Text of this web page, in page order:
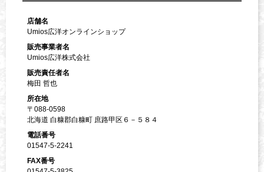
店舗名
Umios広洋オンラインショップ
販売事業者名
Umios広洋株式会社
販売責任者名
梅田 哲也
所在地
〒088-0598
北海道 白糠郡白糠町 庶路甲区６－５８４
電話番号
01547-5-2241
FAX番号